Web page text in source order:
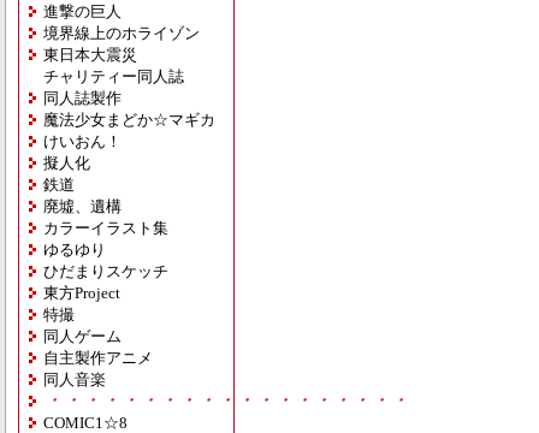
進撃の巨人
境界線上のホライゾン
東日本大震災
チャリティー同人誌
同人誌製作
魔法少女まどか☆マギカ
けいおん！
擬人化
鉄道
廃墟、遺構
カラーイラスト集
ゆるゆり
ひだまりスケッチ
東方Project
特撮
同人ゲーム
自主製作アニメ
同人音楽
・・・・・・・・・・・・・・・・・・・
COMIC1☆8